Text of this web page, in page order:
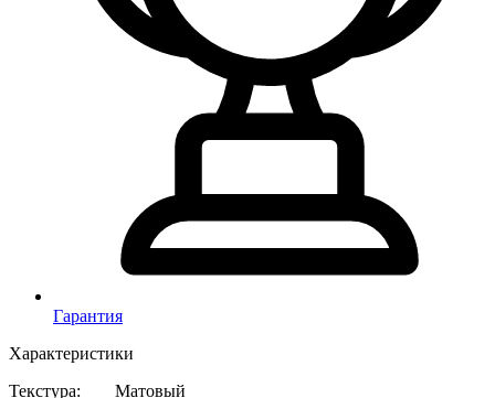
Гарантия
Характеристики
Текстура:
Матовый